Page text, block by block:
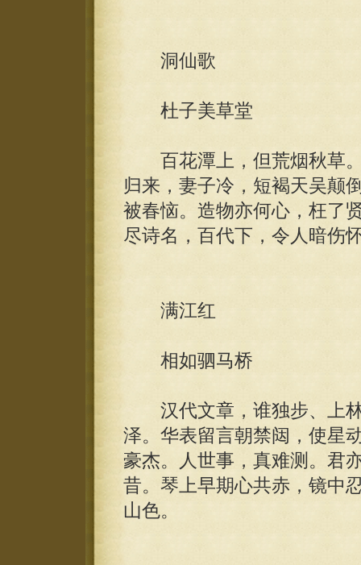
洞仙歌
杜子美草堂
百花潭上，但荒烟秋草。
归来，妻子冷，短褐天吴颠
被春恼。造物亦何心，枉了
尽诗名，百代下，令人暗伤
满江红
相如驷马桥
汉代文章，谁独步、上林
泽。华表留言朝禁闼，使星
豪杰。人世事，真难测。君
昔。琴上早期心共赤，镜中
山色。